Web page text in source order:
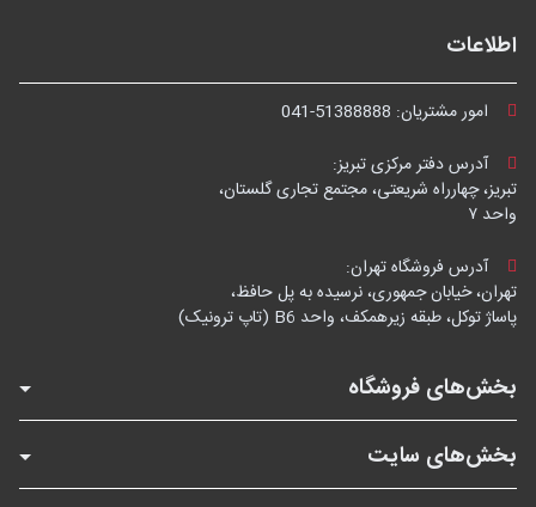
اطلاعات
امور مشتریان: 041-51388888
آدرس دفتر مرکزی تبریز:
تبریز، چهارراه شریعتی، مجتمع تجاری گلستان،
واحد ۷
آدرس فروشگاه تهران:
تهران، خیابان جمهوری، نرسیده به پل حافظ،
پاساژ توکل، طبقه زیرهمکف، واحد B6 (تاپ ترونیک)
بخش‌های فروشگاه
بخش‌های سایت